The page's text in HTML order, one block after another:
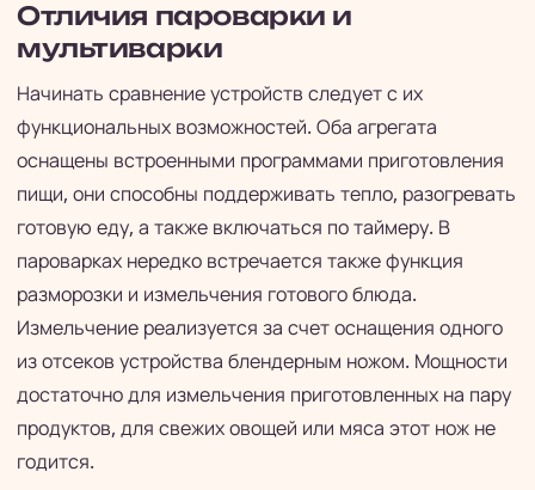
Отличия пароварки и
мультиварки
Начинать сравнение устройств следует с их
функциональных возможностей. Оба агрегата
оснащены встроенными программами приготовления
пищи, они способны поддерживать тепло, разогревать
готовую еду, а также включаться по таймеру. В
пароварках нередко встречается также функция
разморозки и измельчения готового блюда.
Измельчение реализуется за счет оснащения одного
из отсеков устройства блендерным ножом. Мощности
достаточно для измельчения приготовленных на пару
продуктов, для свежих овощей или мяса этот нож не
годится.